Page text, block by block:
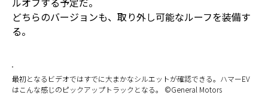
どちらのバージョンも、取り外し可能なルーフを装備す
る。
最初となるビデオではすでに大まかなシルエットが確認できる。ハマーEV
はこんな感じのピックアップトラックとなる。 ©General Motors